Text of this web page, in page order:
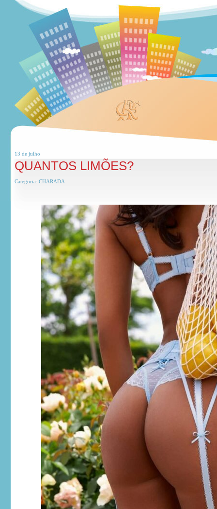
13 de julho
QUANTOS LIMÕES?
Categoria: CHARADA